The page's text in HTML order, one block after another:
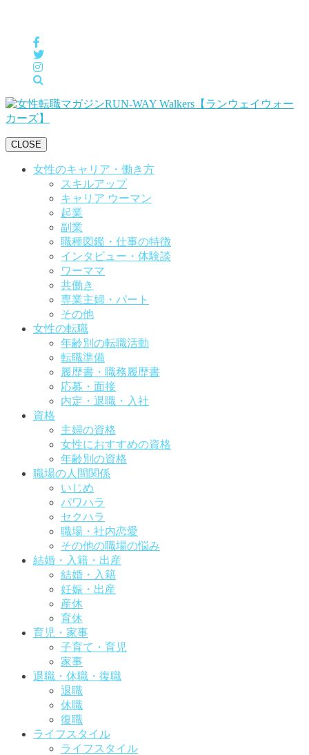
CLOSE
女性のキャリア・働き方
スキルアップ
キャリア ウーマン
起業
副業
職種図鑑・仕事の特徴
インタビュー・体験談
ワーママ
共働き
専業主婦・パート
その他
女性の転職
年齢別の転職活動
転職準備
履歴書・職務履歴書
応募・面接
内定・退職・入社
資格
主婦の資格
女性におすすめの資格
年齢別の資格
職場の人間関係
いじめ
パワハラ
セクハラ
職場・社内恋愛
その他の職場の悩み
結婚・入籍・出産
結婚・入籍
妊娠・出産
産休
育休
育児・家事
子育て・育児
家事
退職・休職・復職
退職
休職
復職
ライフスタイル
ライフスタイル